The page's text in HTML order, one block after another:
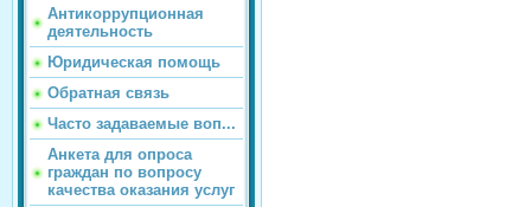
Антикоррупционная
деятельность
Юридическая помощь
Обратная связь
Часто задаваемые воп...
Анкета для опроса
граждан по вопросу
качества оказания услуг